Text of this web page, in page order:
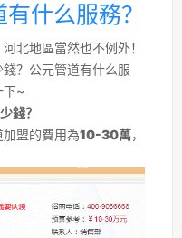
什么服務？
北地區當然也不例外！
？公元管道有什么服
下~
錢？
盟的費用為10-30萬，